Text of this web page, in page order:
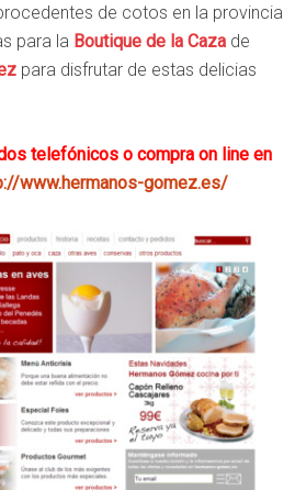
de cotos en la provincia
para la Boutique de la Caza de
para disfrutar de estas delicias
telefónicos o compra on line en
www.hermanos-gomez.es/